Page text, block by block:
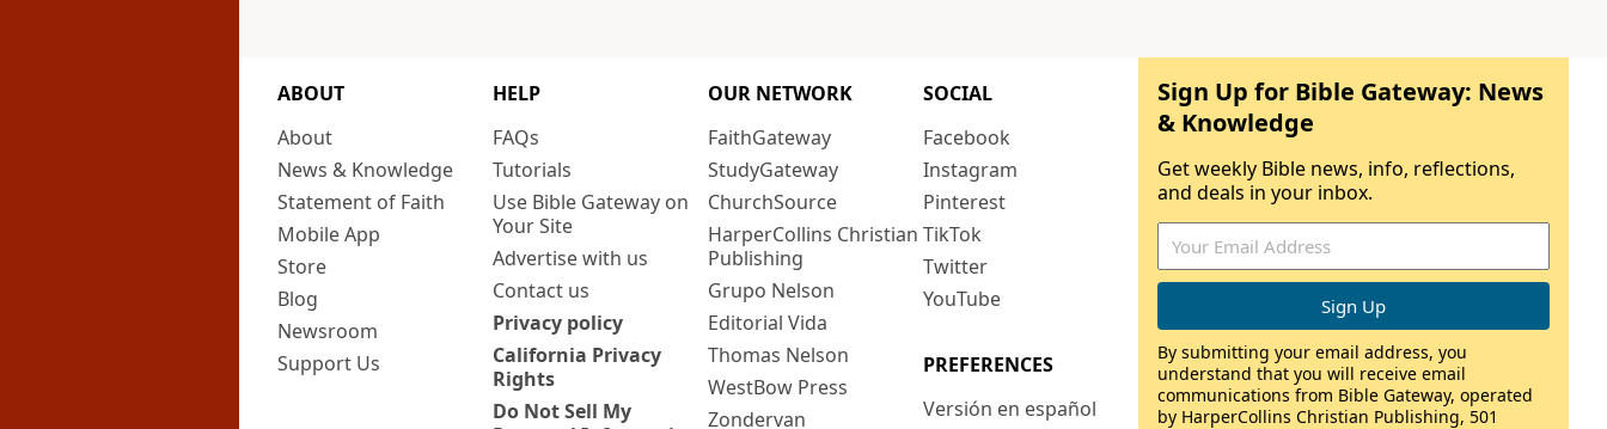
ABOUT
About
News & Knowledge
Statement of Faith
Mobile App
Store
Blog
Newsroom
Support Us
HELP
FAQs
Tutorials
Use Bible Gateway on
Your Site
Advertise with us
Contact us
Privacy policy
California Privacy
Rights
Do Not Sell My
OUR NETWORK
FaithGateway
StudyGateway
ChurchSource
HarperCollins Christian
Publishing
Grupo Nelson
Editorial Vida
Thomas Nelson
WestBow Press
Zondervan
SOCIAL
Facebook
Instagram
Pinterest
TikTok
Twitter
YouTube
PREFERENCES
Versión en español
Sign Up for Bible Gateway: News
& Knowledge
Get weekly Bible news, info, reflections,
and deals in your inbox.
By submitting your email address, you
understand that you will receive email
communications from Bible Gateway, operated
by HarperCollins Christian Publishing, 501